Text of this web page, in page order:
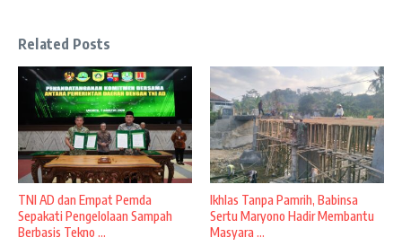
Related Posts
TNI AD dan Empat Pemda
Sepakati Pengelolaan Sampah
Berbasis Tekno ...
Ikhlas Tanpa Pamrih, Babinsa
Sertu Maryono Hadir Membantu
Masyara ...